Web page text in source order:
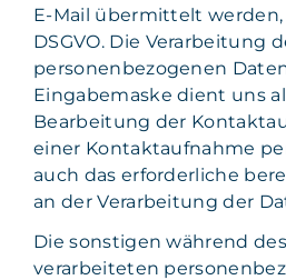
E-Mail übermittelt werden,
DSGVO. Die Verarbeitung
personenbezogenen
Eingabemaske dient uns
Bearbeitung der
einer Kontaktaufnahme
auch das erforderliche
an der Verarbeitung der
Die sonstigen während
verarbeiteten